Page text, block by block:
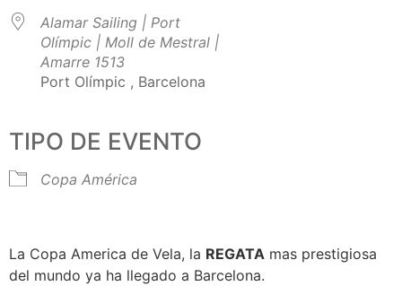
Alamar Sailing | Port
Olímpic | Moll de Mestral |
Amarre 1513
Port Olímpic , Barcelona
TIPO DE EVENTO
Copa América
La Copa America de Vela, la REGATA mas prestigiosa
del mundo ya ha llegado a Barcelona.